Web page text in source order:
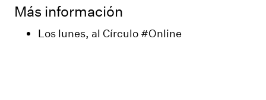
Más información
Los lunes, al Círculo #Online